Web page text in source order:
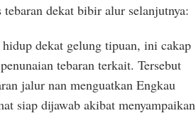
dekat bibir alur selanjutnya:
dekat gelung tipuan, ini cakap
tebaran terkait. Tersebut
jalur nan menguatkan Engkau
siap dijawab akibat menyampaikan